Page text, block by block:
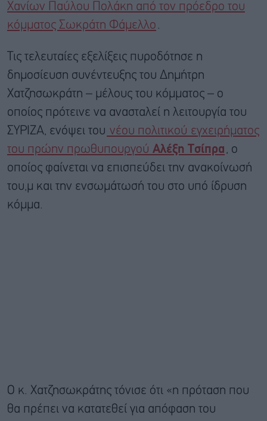
Χανίων Παύλου Πολάκη από τον πρόεδρο του
κόμματος Σωκράτη Φάμελλο .
Τις τελευταίες εξελίξεις πυροδότησε η
δημοσίευση συνέντευξης του Δημήτρη
Χατζησωκράτη – μέλους του κόμματος – ο
οποίος πρότεινε να ανασταλεί η λειτουργία του
ΣΥΡΙΖΑ, ενόψει του νέου πολιτικού εγχειρήματος
του πρώην πρωθυπουργού Αλέξη Τσίπρα
, ο
οποίος φαίνεται να επισπεύδει την ανακοίνωσή
του,μ και την ενσωμάτωσή του στο υπό ίδρυση
κόμμα.
Ο κ. Χατζησωκράτης τόνισε ότι «η πρόταση που
θα πρέπει να κατατεθεί για απόφαση του